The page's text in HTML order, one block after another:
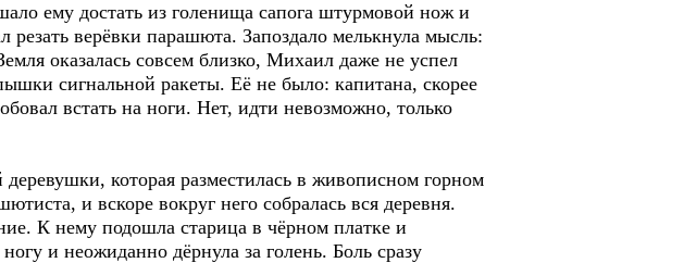
ему достать из голенища сапога штурмовой нож и
верёвки парашюта. Запоздало мелькнула мысль:
оказалась совсем близко, Михаил даже не успел
сигнальной ракеты. Её не было: капитана, скорее
встать на ноги. Нет, идти невозможно, только
которая разместилась в живописном горном
и вскоре вокруг него собралась вся деревня.
К нему подошла старица в чёрном платке и
и неожиданно дёрнула за голень. Боль сразу